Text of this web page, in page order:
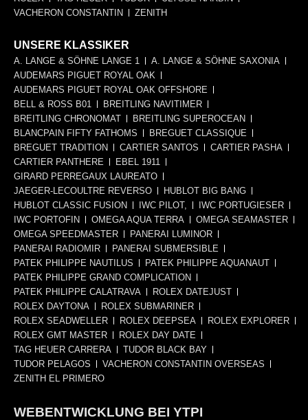
VACHERON CONSTANTIN
ZENITH
UNSERE KLASSIKER
A. LANGE & SÖHNE LANGE 1
A. LANGE & SÖHNE SAXONIA
AUDEMARS PIGUET ROYAL OAK
AUDEMARS PIGUET ROYAL OAK OFFSHORE
BELL & ROSS B01
BREITLING NAVITIMER
BREITLING CHRONOMAT
BREITLING SUPEROCEAN
BLANCPAIN FIFTY FATHOMS
BREGUET CLASSIQUE
BREGUET TRADITION
CARTIER SANTOS
CARTIER PASHA
CARTIER PANTHERE
EBEL 1911
GIRARD PERREGAUX LAUREATO
JAEGER-LECOULTRE REVERSO
HUBLOT BIG BANG
HUBLOT CLASSIC FUSION
IWC PILOT,
IWC PORTUGIESER
IWC PORTOFIN
OMEGA AQUA TERRA
OMEGA SEAMASTER
OMEGA SPEEDMASTER
PANERAI LUMINOR
PANERAI RADIOMIR
PANERAI SUBMERSIBLE
PATEK PHILIPPE NAUTILUS
PATEK PHILIPPE AQUANAUT
PATEK PHILIPPE GRAND COMPLICATION
PATEK PHILIPPE CALATRAVA
ROLEX DATEJUST
ROLEX DAYTONA
ROLEX SUBMARINER
ROLEX SEADWELLER
ROLEX DEEPSEA
ROLEX EXPLORER
ROLEX GMT MASTER
ROLEX DAY DATE
TAG HEUER CARRERA
TUDOR BLACK BAY
TUDOR PELAGOS
VACHERON CONSTANTIN OVERSEAS
ZENITH EL PRIMERO
WEBENTWICKLUNG BEI YTPI